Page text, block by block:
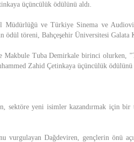
üçüncülük ödülünü aldı.
Müdürlüğü ve Türkiye Sinema ve
ödül töreni, Bahçeşehir Üniversitesi
Makbule Tuba Demirkale birinci olurken,
Zahid Çetinkaya üçüncülük ödülünü
sektöre yeni isimler kazandırmak için bir
vurgulayan Dağdeviren, gençlerin önü